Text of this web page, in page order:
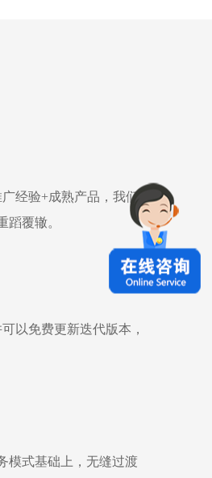
经验+成熟产品，我们交
覆辙。
以免费更新迭代版本，
模式基础上，无缝过渡